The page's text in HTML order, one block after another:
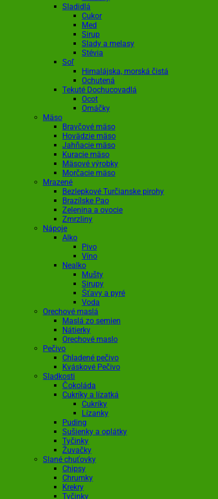
Sladidlá
Cukor
Med
Sirup
Slady a melasy
Stévia
Soľ
Himalájska, morská čistá
Ochutená
Tekuté Dochucovadlá
Ocot
Omáčky
Mäso
Bravčové mäso
Hovädzie mäso
Jahňacie mäso
Kuracie mäso
Mäsové výrobky
Morčacie mäso
Mrazené
Bezlepkové Turčianske pirohy
Brazílske Pao
Zelenina a ovocie
Zmrzliny
Nápoje
Alko
Pivo
Víno
Nealko
Mušty
Sirupy
Šťavy a pyré
Voda
Orechové maslá
Maslá zo semien
Nátierky
Orechové maslo
Pečivo
Chladené pečivo
Kváskové Pečivo
Sladkosti
Čokoláda
Cukríky a lízatká
Cukríky
Lízanky
Puding
Sušienky a oplátky
Tyčinky
Žuvačky
Slané chuťovky
Chipsy
Chrumky
Krekry
Tyčinky